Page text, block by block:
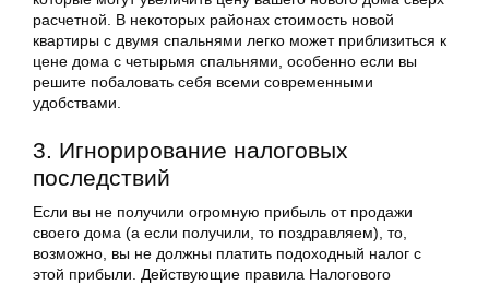
расчетной. В некоторых районах стоимость новой
квартиры с двумя спальнями легко может приблизиться к
цене дома с четырьмя спальнями, особенно если вы
решите побаловать себя всеми современными
удобствами.
3. Игнорирование налоговых
последствий
Если вы не получили огромную прибыль от продажи
своего дома (а если получили, то поздравляем), то,
возможно, вы не должны платить подоходный налог с
этой прибыли. Действующие правила Налогового